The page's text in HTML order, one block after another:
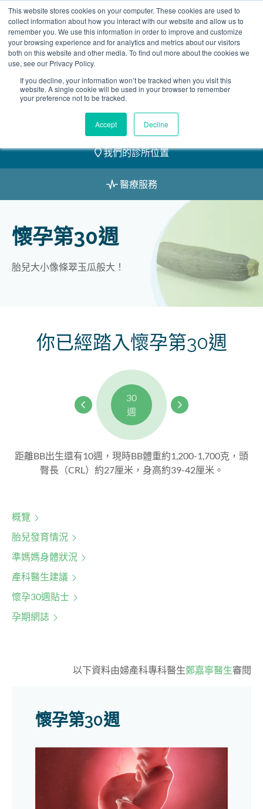
This website stores cookies on your computer. These cookies are used to
collect information about how you interact with our website and allow us to
remember you. We use this information in order to improve and customize
your browsing experience and for analytics and metrics about our visitors
both on this website and other media. To find out more about the cookies we
use, see our Privacy Policy.
If you decline, your information won’t be tracked when you visit this
website. A single cookie will be used in your browser to remember
your preference not to be tracked.
Accept Decline
Skip
to
content
2155 9055
預約
我們的醫護團隊
我們的診所位置
醫療服務
懷孕第30週
胎兒大小像條翠玉瓜般大！
你已經踏入懷孕第30週
30
週
距離BB出生還有10週，現時BB體重約1,200-1,700克，頭
臀長（CRL）約27厘米，身高約39-42厘米。
概覽
胎兒發育情況
準媽媽身體狀況
產科醫生建議
懷孕30週貼士
孕期網誌
以下資料由婦產科專科醫生鄭嘉寧醫生審閱
懷孕第30週